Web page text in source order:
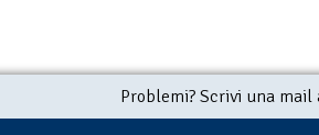
Problemi? Scrivi una